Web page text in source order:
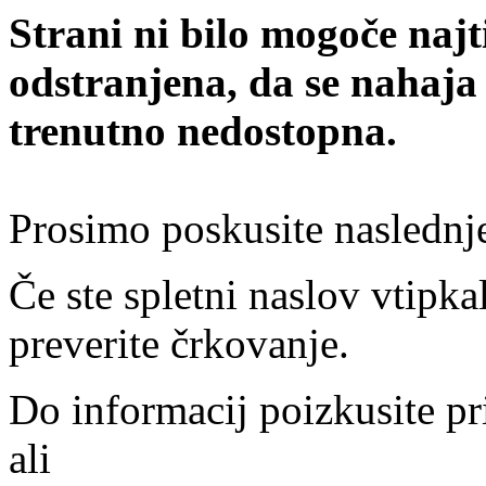
Strani ni bilo mogoče
odstranjena, da se
trenutno nedostopna.
Prosimo poskusite
Če ste spletni naslov
preverite črkovanje.
Do informacij poizkusite
ali